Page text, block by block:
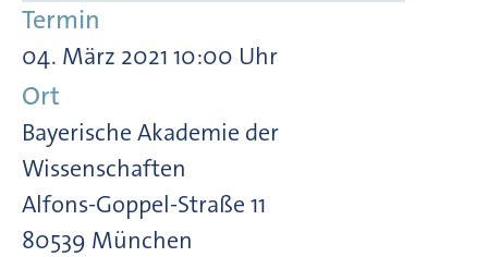
Termin
04. März 2021 10:00 Uhr
Ort
Bayerische Akademie der
Wissenschaften
Alfons-Goppel-Straße 11
80539 München